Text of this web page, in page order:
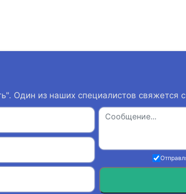
Один из наших специалистов свяжется